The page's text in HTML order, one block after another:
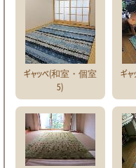
ギャッベ(和室・個室
5)
ギ